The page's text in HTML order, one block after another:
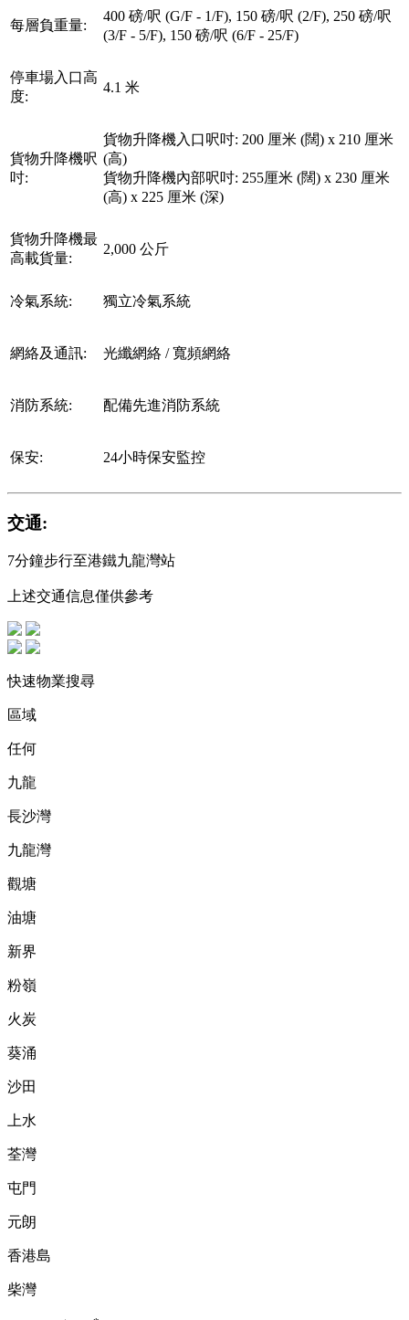
每層負重量:
400 磅/呎 (G/F - 1/F), 150 磅/呎 (2/F), 250 磅/呎
(3/F - 5/F), 150 磅/呎 (6/F - 25/F)
停車場入口高
度:
4.1 米
貨物升降機呎
吋:
貨物升降機入口呎吋: 200 厘米 (闊) x 210 厘米
(高)
貨物升降機內部呎吋: 255厘米 (闊) x 230 厘米
(高) x 225 厘米 (深)
貨物升降機最
高載貨量:
2,000 公斤
冷氣系統: 獨立冷氣系統
網絡及通訊: 光纖網絡 / 寬頻網絡
消防系統: 配備先進消防系統
保安: 24小時保安監控
交通:
7分鐘步行至港鐵九龍灣站
上述交通信息僅供參考
快速物業搜尋
區域
任何
九龍
長沙灣
九龍灣
觀塘
油塘
新界
粉嶺
火炭
葵涌
沙田
上水
荃灣
屯門
元朗
香港島
柴灣